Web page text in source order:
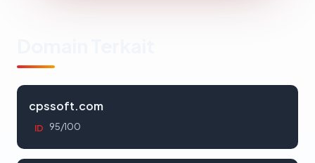
cpssoft.com
ID 95/100